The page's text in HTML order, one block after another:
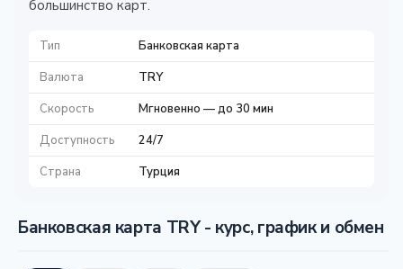
большинство карт.
Тип
Банковская карта
Валюта
TRY
Скорость
Мгновенно — до 30 мин
Доступность
24/7
Страна
Турция
Банковская карта TRY - курс, график и обмен